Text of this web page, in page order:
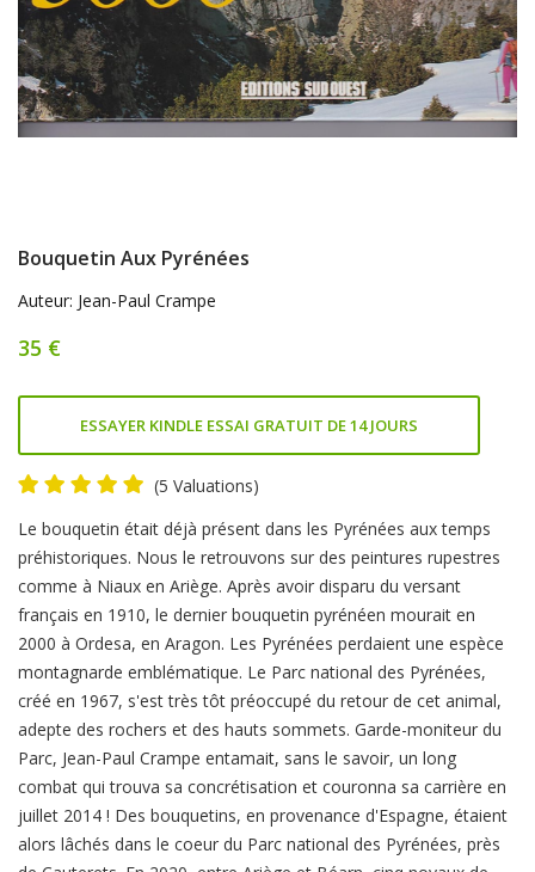
Bouquetin Aux Pyrénées
Auteur: Jean-Paul Crampe
35 €
ESSAYER KINDLE ESSAI GRATUIT DE 14 JOURS
(5 Valuations)
Product
Summery
Le bouquetin était déjà présent dans les Pyrénées aux temps
préhistoriques. Nous le retrouvons sur des peintures rupestres
comme à Niaux en Ariège. Après avoir disparu du versant
français en 1910, le dernier bouquetin pyrénéen mourait en
2000 à Ordesa, en Aragon. Les Pyrénées perdaient une espèce
montagnarde emblématique. Le Parc national des Pyrénées,
créé en 1967, s'est très tôt préoccupé du retour de cet animal,
adepte des rochers et des hauts sommets. Garde-moniteur du
Parc, Jean-Paul Crampe entamait, sans le savoir, un long
combat qui trouva sa concrétisation et couronna sa carrière en
juillet 2014 ! Des bouquetins, en provenance d'Espagne, étaient
alors lâchés dans le coeur du Parc national des Pyrénées, près